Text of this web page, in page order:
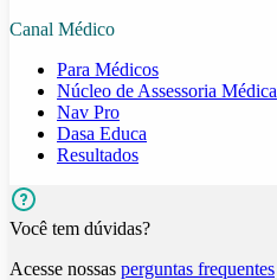
Canal Médico
Para Médicos
Núcleo de Assessoria Médica
Nav Pro
Dasa Educa
Resultados
Você tem dúvidas?
Acesse nossas perguntas frequentes